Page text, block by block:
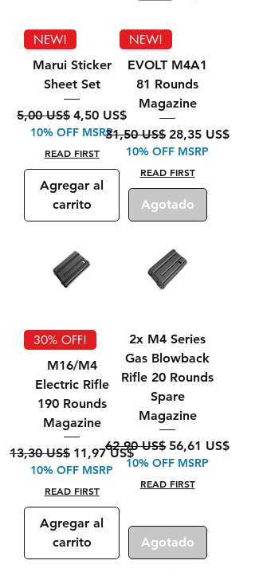
NEW!
Marui Sticker
Sheet Set
Precio
5,00 US$ Precio de oferta
4,50 US$
10% OFF MSRP
READ FIRST
Agregar al
carrito
NEW!
EVOLT M4A1
81 Rounds
Magazine
Precio
31,50 US$ Precio de
28,35 US$
10% OFF MSRP
READ FIRST
Agotado
30% OFF!
M16/M4
Electric Rifle
190 Rounds
Magazine
Precio
13,30 US$ Precio de oferta
11,97 US$
10% OFF MSRP
READ FIRST
Agregar al
carrito
2x M4 Series
Gas Blowback
Rifle 20 Rounds
Spare
Magazine
Precio
62,90 US$ Precio de
56,61 US$
10% OFF MSRP
READ FIRST
Agotado